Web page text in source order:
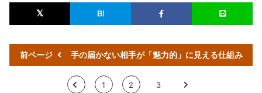
前ページ 手の届かない相手が「魅力的」に見える仕組み
< 1 2 3 >